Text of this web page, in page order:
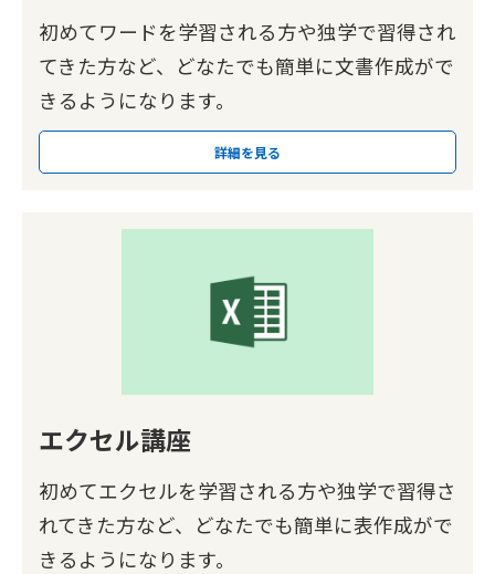
初めてワードを学習される方や独学で習得され
てきた方など、どなたでも簡単に文書作成がで
きるようになります。
詳細を見る
エクセル講座
初めてエクセルを学習される方や独学で習得さ
れてきた方など、どなたでも簡単に表作成がで
きるようになります。